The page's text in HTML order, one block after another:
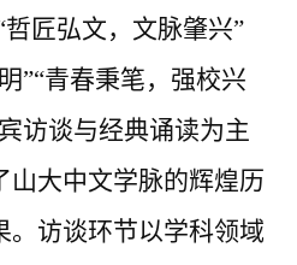
哲匠弘文，文脉肇兴”
”“青春秉笔，强校兴
访谈与经典诵读为主
山大中文学脉的辉煌历
。访谈环节以学科领域